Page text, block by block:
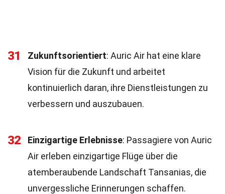
31 Zukunftsorientiert: Auric Air hat eine klare
Vision für die Zukunft und arbeitet
kontinuierlich daran, ihre Dienstleistungen zu
verbessern und auszubauen.
32 Einzigartige Erlebnisse: Passagiere von Auric
Air erleben einzigartige Flüge über die
atemberaubende Landschaft Tansanias, die
unvergessliche Erinnerungen schaffen.